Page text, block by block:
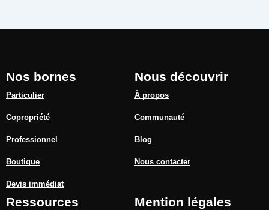
Nos bornes
Particulier
Copropriété
Professionnel
Boutique
Devis immédiat
Nous découvrir
À propos
Communauté
Blog
Nous contacter
Ressources Mention légales